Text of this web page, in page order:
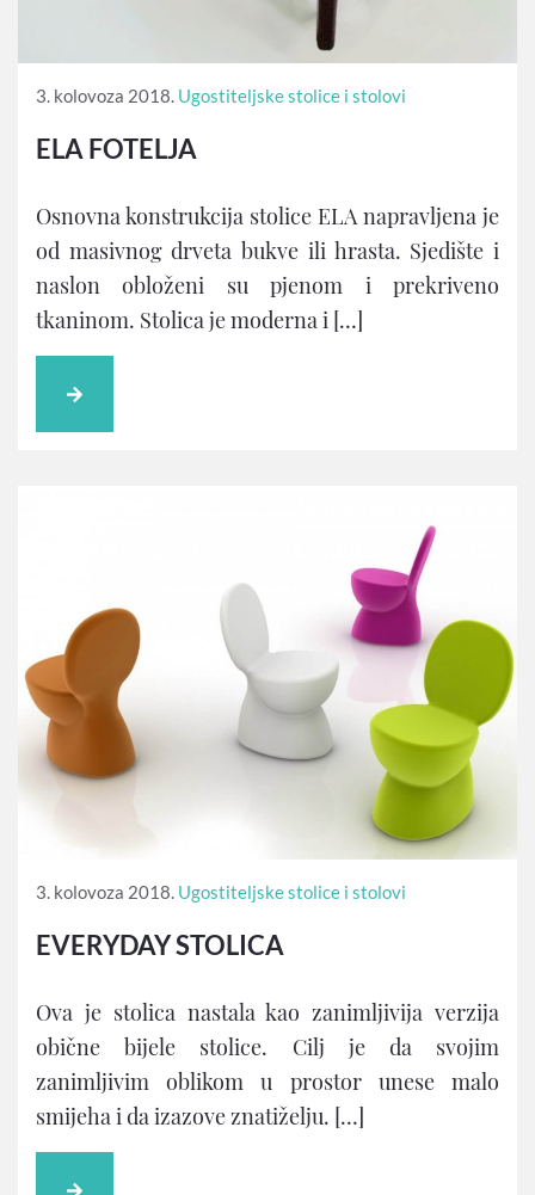
3. kolovoza 2018. Ugostiteljske stolice i stolovi
ELA FOTELJA
Osnovna konstrukcija stolice ELA napravljena je
od masivnog drveta bukve ili hrasta. Sjedište i
naslon obloženi su pjenom i prekriveno
tkaninom. Stolica je moderna i […]
3. kolovoza 2018. Ugostiteljske stolice i stolovi
EVERYDAY STOLICA
Ova je stolica nastala kao zanimljivija verzija
obične bijele stolice. Cilj je da svojim
zanimljivim oblikom u prostor unese malo
smijeha i da izazove znatiželju. […]